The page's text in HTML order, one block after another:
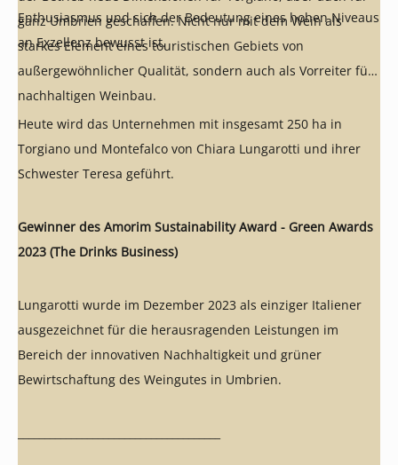
Enthusiasmus und sich der Bedeutung eines hohen Niveaus
an Exzellenz bewusst ist.
ganz Umbrien geschaffen. Nicht nur mit dem Wein als
starkes Element eines touristischen Gebiets von
außergewöhnlicher Qualität, sondern auch als Vorreiter für
nachhaltigen Weinbau.
Heute wird das Unternehmen mit insgesamt 250 ha in
Torgiano und Montefalco von Chiara Lungarotti und ihrer
Schwester Teresa geführt.
Gewinner des Amorim Sustainability Award - Green Awards
2023 (The Drinks Business)
Lungarotti wurde im Dezember 2023 als einziger Italiener
ausgezeichnet für die herausragenden Leistungen im
Bereich der innovativen Nachhaltigkeit und grüner
Bewirtschaftung des Weingutes in Umbrien.